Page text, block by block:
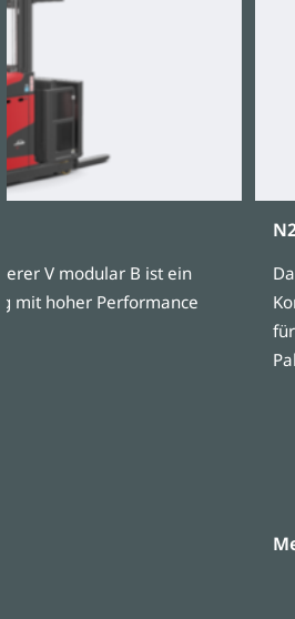
V modular B ist ein
mit hoher Performance